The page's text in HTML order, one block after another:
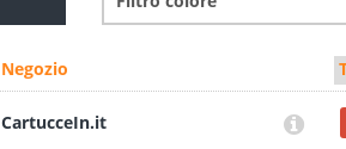
Negozio
CartucceIn.it